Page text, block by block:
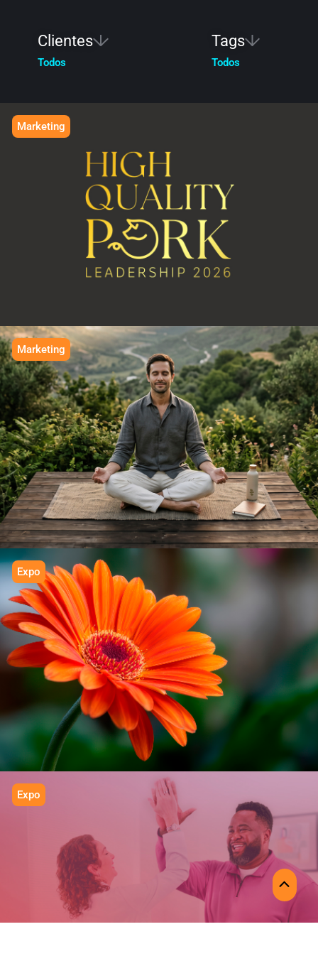
Clientes
Todos
Tags
Todos
Marketing
HIGH QUALITY PORK
Liderazgo a la medida
Marketing
IN BALANCE
We grow
Expo
PROFLORA
Calidad que florece
Expo
MOUNJARO
Escala con precisión
Scroll
to
Top